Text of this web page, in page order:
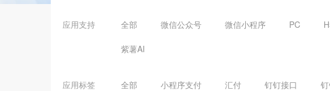
应用支持 全部 微信公众号 微信小程序 PC
紫薯AI
应用标签 全部 小程序支付 汇付 钉钉接口